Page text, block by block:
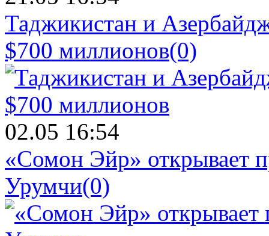
Таджикистан и
$700 миллионов(0)
02.05 16:54
«Сомон Эйр» открывает
Урумчи(0)